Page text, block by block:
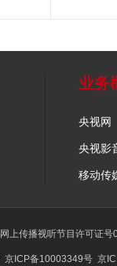
业务
央视网
央视影
移动传
网上传播视听节目许可证
京ICP备10003349号 京